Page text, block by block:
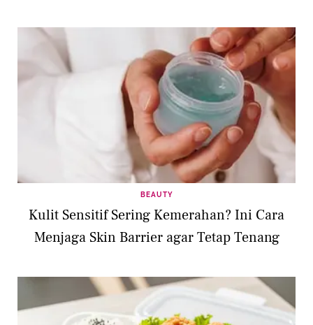
BEAUTY
Kulit Sensitif Sering Kemerahan? Ini Cara
Menjaga Skin Barrier agar Tetap Tenang